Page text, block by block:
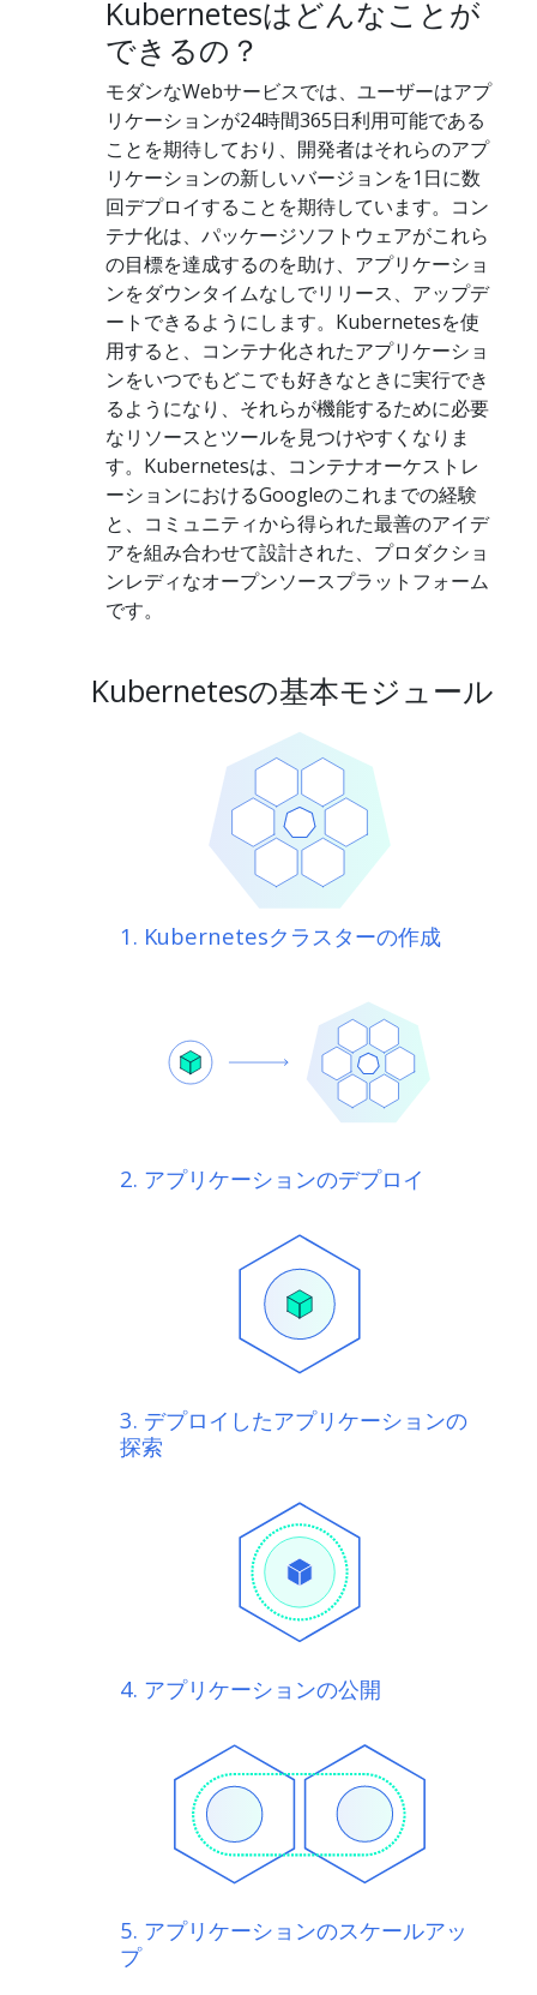
Kubernetesはどんなことが
できるの？
モダンなWebサービスでは、ユーザーはアプ
リケーションが24時間365日利用可能である
ことを期待しており、開発者はそれらのアプ
リケーションの新しいバージョンを1日に数
回デプロイすることを期待しています。コン
テナ化は、パッケージソフトウェアがこれら
の目標を達成するのを助け、アプリケーショ
ンをダウンタイムなしでリリース、アップデ
ートできるようにします。Kubernetesを使
用すると、コンテナ化されたアプリケーショ
ンをいつでもどこでも好きなときに実行でき
るようになり、それらが機能するために必要
なリソースとツールを見つけやすくなりま
す。Kubernetesは、コンテナオーケストレ
ーションにおけるGoogleのこれまでの経験
と、コミュニティから得られた最善のアイデ
アを組み合わせて設計された、プロダクショ
ンレディなオープンソースプラットフォーム
です。
Kubernetesの基本モジュール
1. Kubernetesクラスターの作成
2. アプリケーションのデプロイ
3. デプロイしたアプリケーションの
探索
4. アプリケーションの公開
5. アプリケーションのスケールアッ
プ